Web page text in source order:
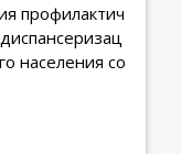
профилактич
населения со